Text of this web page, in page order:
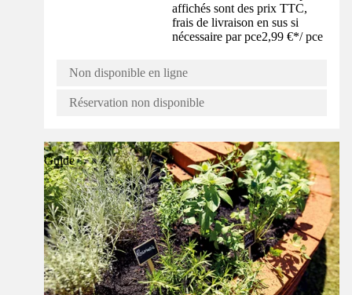
affichés sont des prix TTC,
frais de livraison en sus si
nécessaire par pce2,99 €*/ pce
Non disponible en ligne
Réservation non disponible
Guide